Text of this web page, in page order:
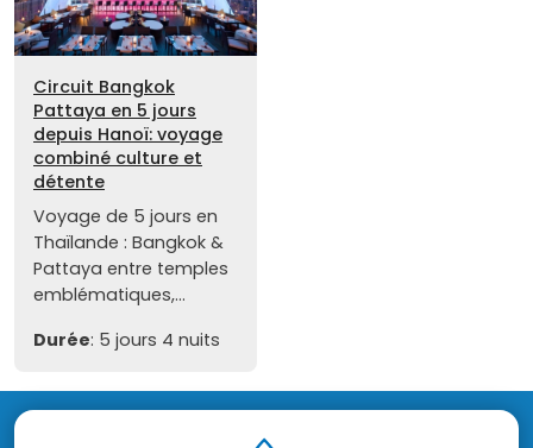
Circuit Bangkok
Pattaya en 5 jours
depuis Hanoï: voyage
combiné culture et
détente
Voyage de 5 jours en
Thaïlande : Bangkok &
Pattaya entre temples
emblématiques,...
Durée: 5 jours 4 nuits